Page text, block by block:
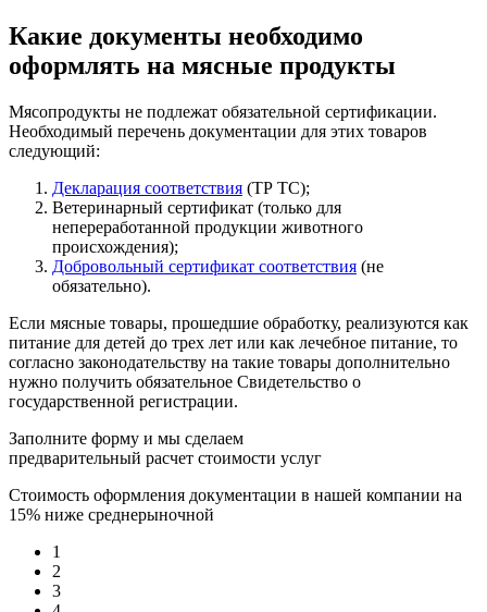
Какие документы необходимо
оформлять на мясные продукты
Мясопродукты не подлежат обязательной сертификации.
Необходимый перечень документации для этих товаров
следующий:
Декларация соответствия (ТР ТС);
Ветеринарный сертификат (только для
непереработанной продукции животного
происхождения);
Добровольный сертификат соответствия (не
обязательно).
Если мясные товары, прошедшие обработку, реализуются как
питание для детей до трех лет или как лечебное питание, то
согласно законодательству на такие товары дополнительно
нужно получить обязательное Свидетельство о
государственной регистрации.
Заполните форму и мы сделаем
предварительный расчет стоимости услуг
Стоимость оформления документации в нашей компании на
15% ниже среднерыночной
1
2
3